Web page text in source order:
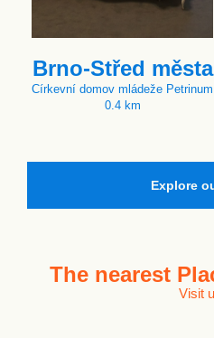
Brno-Střed města
Církevní domov mládeže Petrinum
0.4 km
Explore
The nearest
Visit